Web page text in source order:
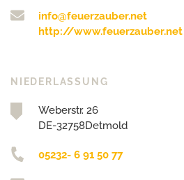
info@feuerzauber.net
http://www.feuerzauber.net
NIEDERLASSUNG
Weberstr. 26
DE-32758Detmold
05232- 6 91 50 77